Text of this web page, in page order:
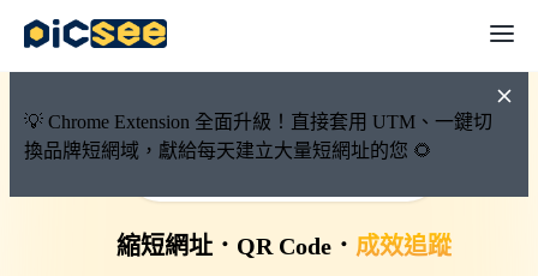
💡 Chrome Extension 全面升級！直接套用 UTM、一鍵切
換品牌短網域，獻給每天建立大量短網址的您 🌻
🚀 PicSee 短網址永久有效
縮短網址． QR Code． 成效追蹤